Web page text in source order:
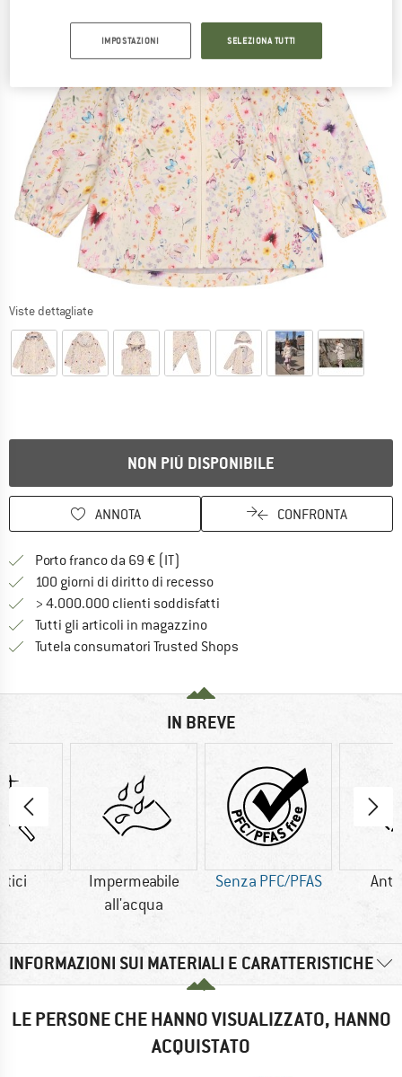
Viste dettagliate
NON PIÙ DISPONIBILE
ANNOTA CONFRONTA
Porto franco da 69 € (IT)
100 giorni di diritto di recessoVai alla politica di recesso qui
> 4.000.000 clienti soddisfatti
Tutti gli articoli in magazzino
Tutela consumatori Trusted Shops
IN BREVE
Impermeabile
all'acqua
Senza PFC/PFAS
INFORMAZIONI SUI MATERIALI E CARATTERISTICHE
LE PERSONE CHE HANNO VISUALIZZATO, HANNO
ACQUISTATO
IMPOSTAZIONI SELEZIONA TUTTI